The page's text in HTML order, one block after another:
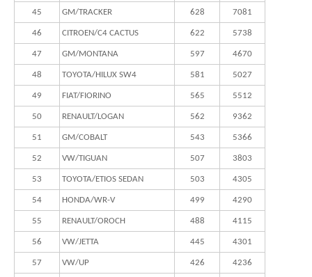
45 GM/TRACKER 628 7081
46 CITROEN/C4 CACTUS 622 5738
47 GM/MONTANA 597 4670
48 TOYOTA/HILUX SW4 581 5027
49 FIAT/FIORINO 565 5512
50 RENAULT/LOGAN 562 9362
51 GM/COBALT 543 5366
52 VW/TIGUAN 507 3803
53 TOYOTA/ETIOS SEDAN 503 4305
54 HONDA/WR-V 499 4290
55 RENAULT/OROCH 488 4115
56 VW/JETTA 445 4301
57 VW/UP 426 4236